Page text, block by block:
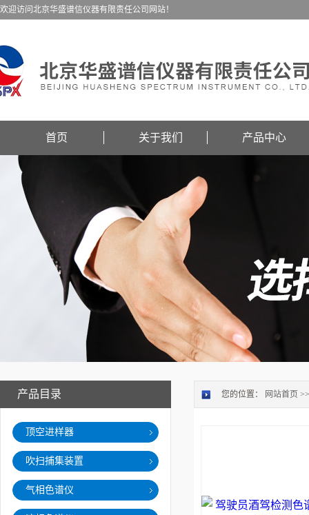
欢迎访问北京华盛谱信仪器有限责任公司网站！
首页 关于我们 产品中心
产品目录
顶空进样器
吹扫捕集装置
气相色谱仪
您的位置： 网站首页